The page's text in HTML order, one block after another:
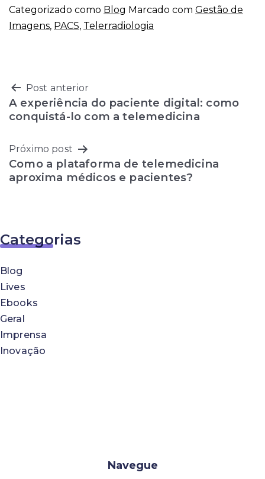
Categorizado como Blog Marcado com Gestão de
Imagens, PACS, Telerradiologia
Navegação
de
Post
Post anterior
A experiência do paciente digital: como
conquistá-lo com a telemedicina
Próximo post
Como a plataforma de telemedicina
aproxima médicos e pacientes?
Categorias
Blog
Lives
Ebooks
Geral
Imprensa
Inovação
Navegue